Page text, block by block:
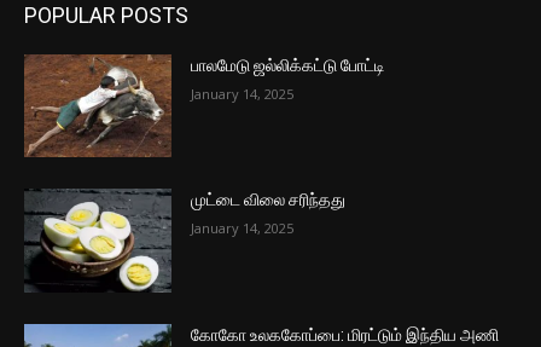
POPULAR POSTS
பாலமேடு ஜல்லிக்கட்டு போட்டி
January 14, 2025
முட்டை விலை சரிந்தது
January 14, 2025
கோகோ உலககோப்பை: மிரட்டும் இந்திய அணி